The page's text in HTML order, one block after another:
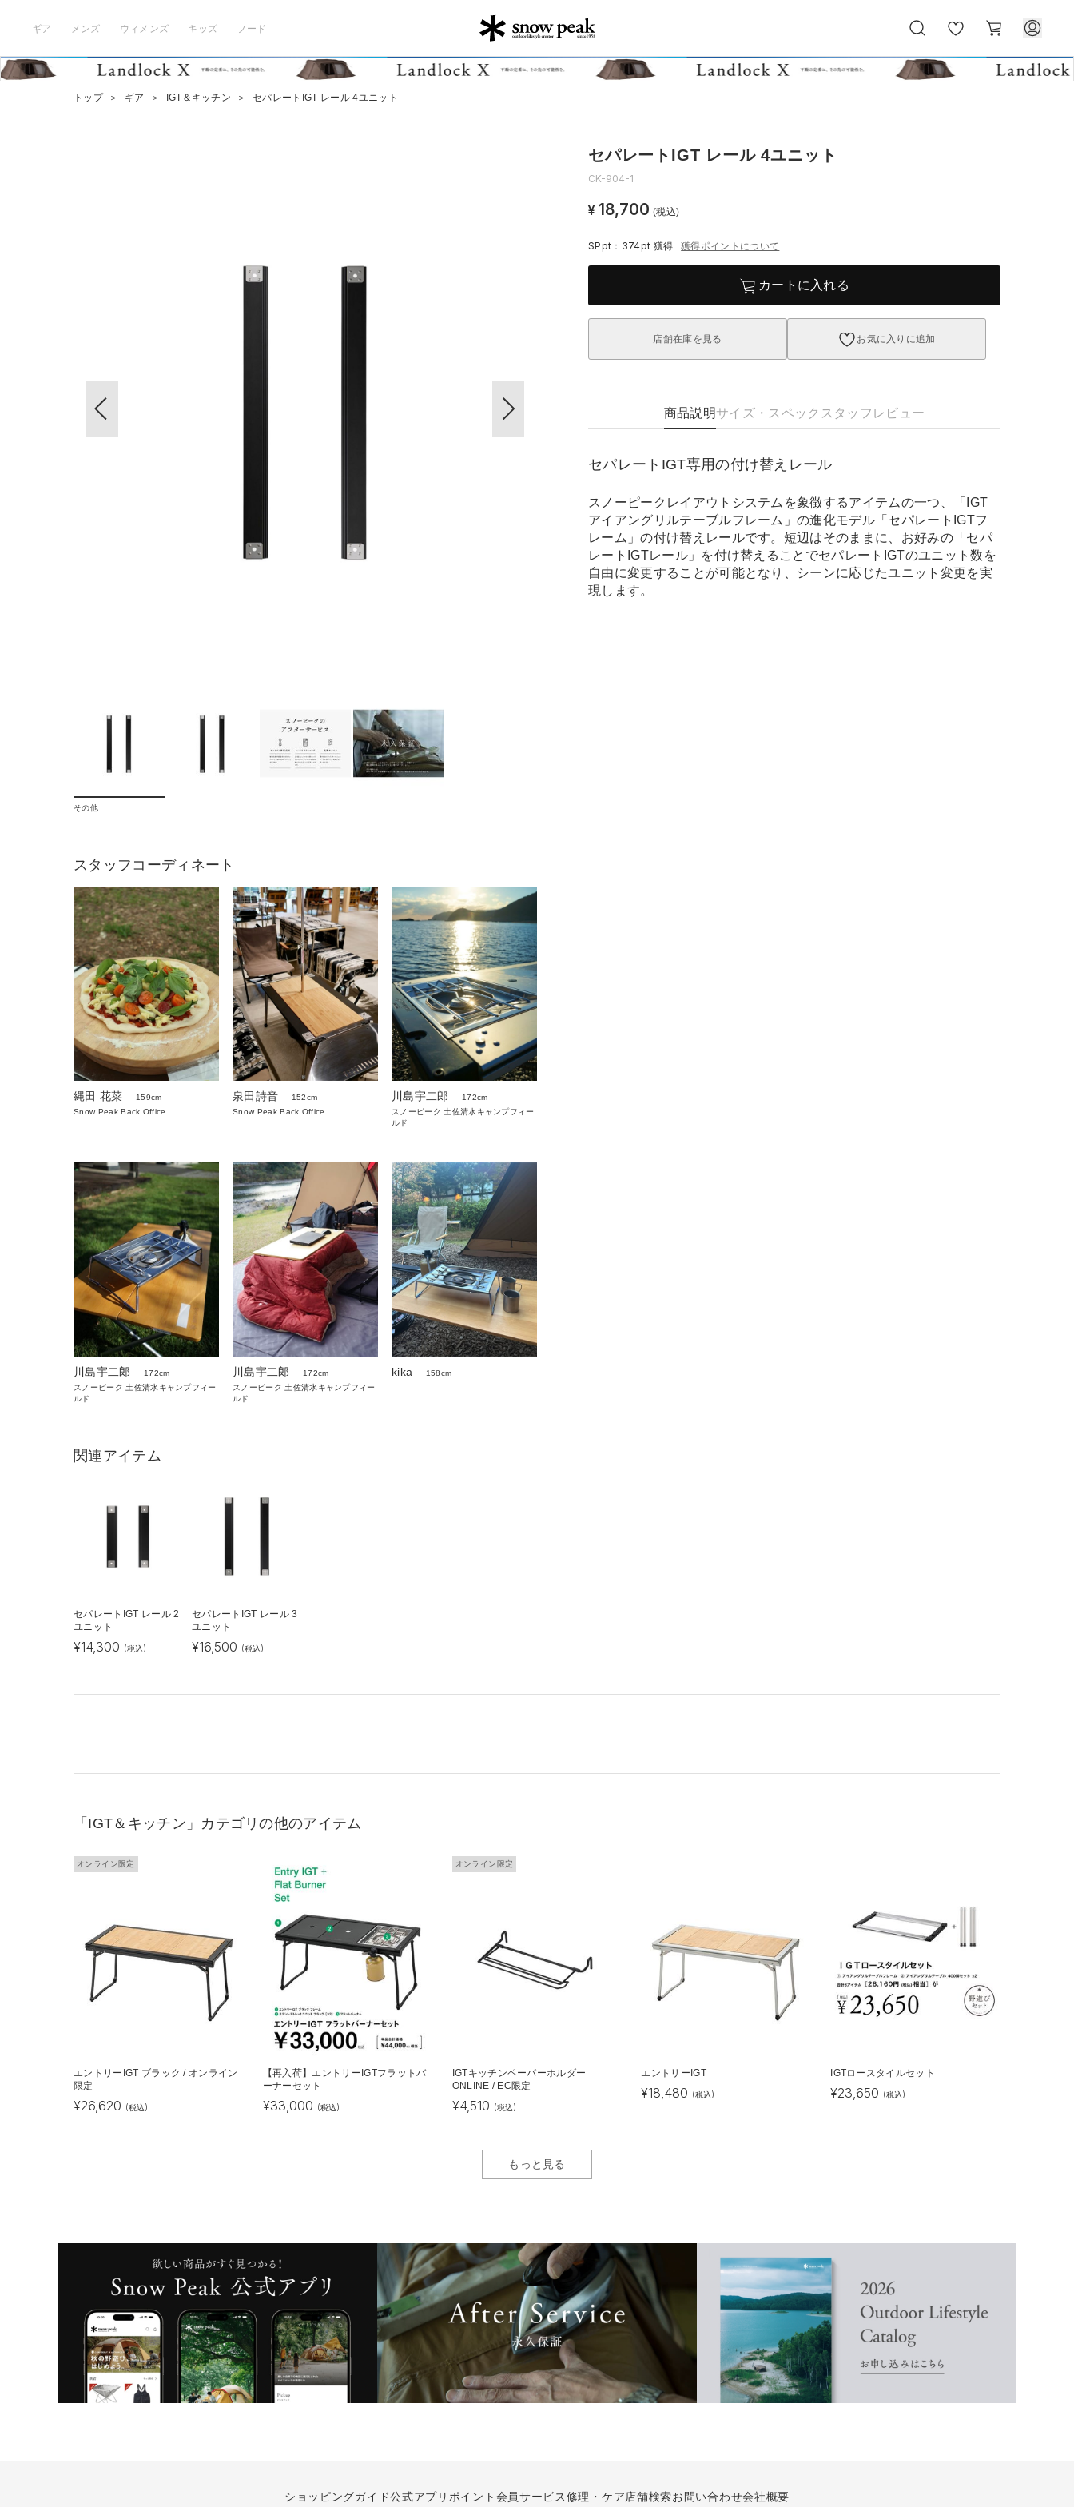
ギア メンズ ウィメンズ キッズ フード
気
に
ー
ト
トップ ＞ ギア ＞ IGT＆キッチン ＞ セパレートIGT レール 4ユニット
その他
セパレートIGT レール 4ユニット
CK-904-1
¥ 18,700 (税込)
SPpt：374pt 獲得 獲得ポイントについて
カートに入れる
店舗在庫を見る お気に入りに追加
商品説明サイズ・スペック スタッフレビュー
セパレートIGT専用の付け替えレール
スノーピークレイアウトシステムを象徴するアイテムの一つ、「IGT
アイアングリルテーブルフレーム」の進化モデル「セパレートIGTフ
レーム」の付け替えレールです。短辺はそのままに、お好みの「セパ
レートIGTレール」を付け替えることでセパレートIGTのユニット数を
自由に変更することが可能となり、シーンに応じたユニット変更を実
現します。
スタッフコーディネート
縄田 花菜
159cm
Snow Peak Back Office
泉田詩音
152cm
Snow Peak Back Office
川島宇二郎
172cm
スノーピーク 土佐清水キャンプフィー
ルド
川島宇二郎
172cm
スノーピーク 土佐清水キャンプフィー
ルド
川島宇二郎
172cm
スノーピーク 土佐清水キャンプフィー
ルド
kika 158cm
関連アイテム
セパレートIGT レール 2
ユニット
¥14,300 (税込)
セパレートIGT レール 3
ユニット
¥16,500 (税込)
「IGT＆キッチン」カテゴリの他のアイテム
オンライン限定
エントリーIGT ブラック / オンライン
限定
¥26,620 (税込)
【再入荷】エントリーIGTフラットバ
ーナーセット
¥33,000 (税込)
オンライン限定
IGTキッチンペーパーホルダー
ONLINE / EC限定
¥4,510 (税込)
エントリーIGT
¥18,480 (税込)
IGTロースタイルセット
¥23,650 (税込)
もっと見る
ショッピングガイド公式アプリ ポイント会員サービス修理・ケア店舗検索お問い合わせ会社概要